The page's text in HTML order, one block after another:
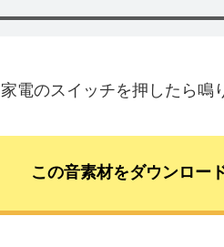
電のスイッチを押したら鳴
この音素材をダウンロー